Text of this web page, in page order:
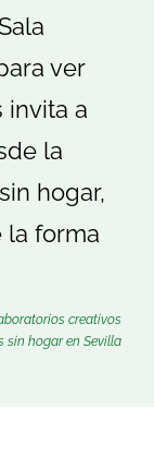
ver
invita a
la
hogar,
la forma
creativos
sin hogar en Sevilla